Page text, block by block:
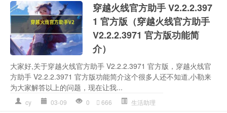
穿越火线官方助手 V2.2.2.397
1 官方版（穿越火线官方助手
V2.2.2.3971 官方版功能简
介）
大家好,关于穿越火线官方助手 V2.2.2.3971 官方版，穿越火线官
方助手 V2.2.2.3971 官方版功能简介这个很多人还不知道,小勒来
为大家解答以上的问题，现在让我...
cy 03-09 0 666 生活助理